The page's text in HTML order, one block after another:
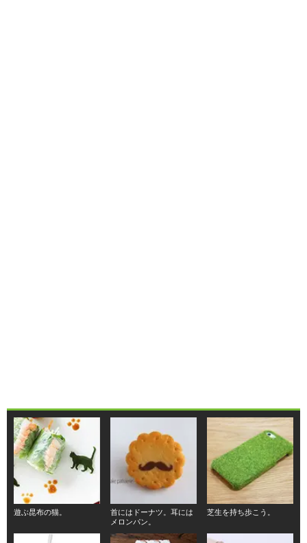
遊ぶ昆布の猫。
首にはドーナツ。耳には
メロンパン。
芝生を持ち歩こう。